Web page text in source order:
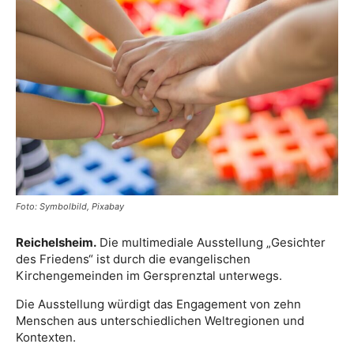
Foto: Symbolbild, Pixabay
Reichelsheim. Die multimediale Ausstellung „Gesichter
des Friedens“ ist durch die evangelischen
Kirchengemeinden im Gersprenztal unterwegs.
Die Ausstellung würdigt das Engagement von zehn
Menschen aus unterschiedlichen Weltregionen und
Kontexten.